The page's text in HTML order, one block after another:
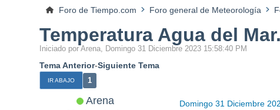
Foro de Tiempo.com Foro general de Meteorología
Temperatura Agua del
Iniciado por Arena, Domingo 31 Diciembre 2023 15:58:40 PM
Tema Anterior-Siguiente Tema
IR ABAJO 1
Arena Domingo 31 Diciembre